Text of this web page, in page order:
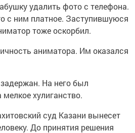
удалить фото с телефона.
с ним платное. Заступившуюся
тоже оскорбил.
аниматора. Им оказался
На него был
хулиганство.
суд Казани вынесет
До принятия решения